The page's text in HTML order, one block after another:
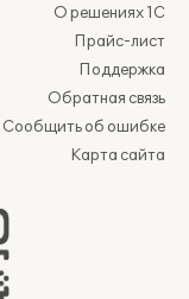
О решениях 1С
Прайс-лист
Поддержка
Обратная связь
Сообщить об ошибке
Карта сайта